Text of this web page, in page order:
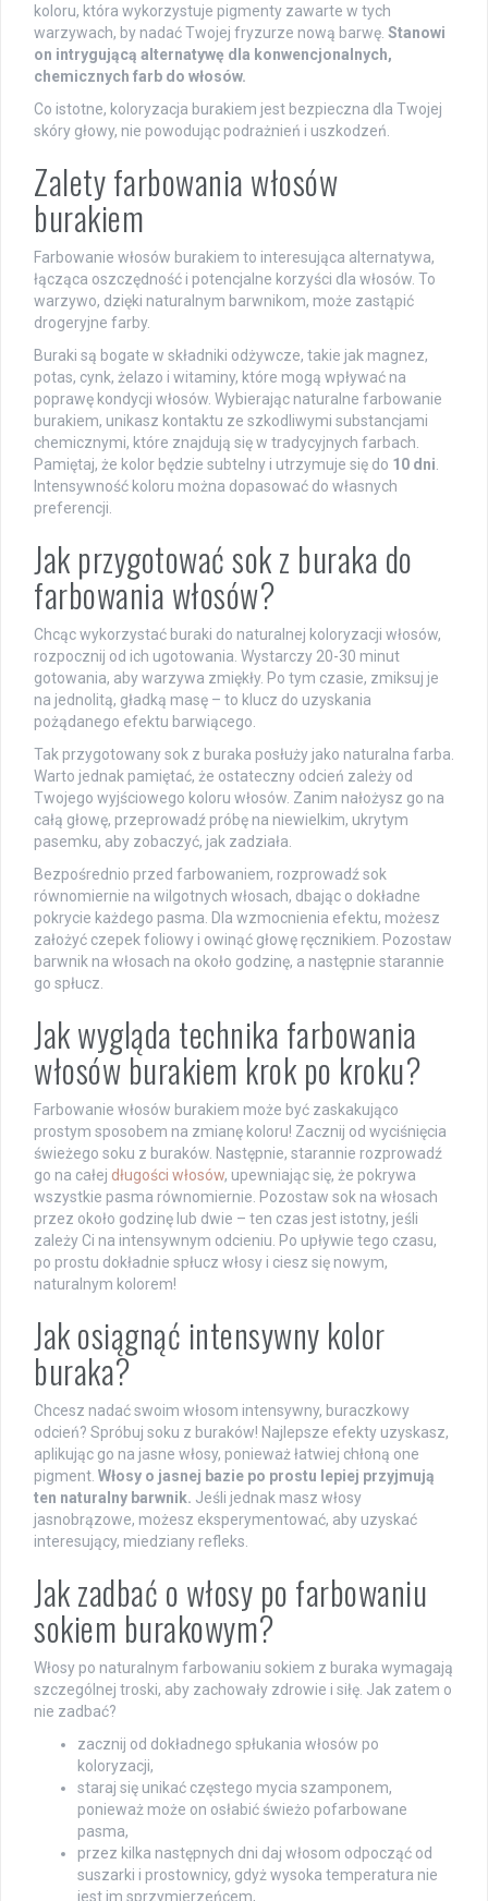
koloru, która wykorzystuje pigmenty zawarte w tych
warzywach, by nadać Twojej fryzurze nową barwę. Stanowi
on intrygującą alternatywę dla konwencjonalnych,
chemicznych farb do włosów.
Co istotne, koloryzacja burakiem jest bezpieczna dla Twojej
skóry głowy, nie powodując podrażnień i uszkodzeń.
Zalety farbowania włosów
burakiem
Farbowanie włosów burakiem to interesująca alternatywa,
łącząca oszczędność i potencjalne korzyści dla włosów. To
warzywo, dzięki naturalnym barwnikom, może zastąpić
drogeryjne farby.
Buraki są bogate w składniki odżywcze, takie jak magnez,
potas, cynk, żelazo i witaminy, które mogą wpływać na
poprawę kondycji włosów. Wybierając naturalne farbowanie
burakiem, unikasz kontaktu ze szkodliwymi substancjami
chemicznymi, które znajdują się w tradycyjnych farbach.
Pamiętaj, że kolor będzie subtelny i utrzymuje się do 10 dni
Intensywność koloru można dopasować do własnych
preferencji.
Jak przygotować sok z buraka do
farbowania włosów?
Chcąc wykorzystać buraki do naturalnej koloryzacji włosów,
rozpocznij od ich ugotowania. Wystarczy 20-30 minut
gotowania, aby warzywa zmiękły. Po tym czasie, zmiksuj je
na jednolitą, gładką masę – to klucz do uzyskania
pożądanego efektu barwiącego.
Tak przygotowany sok z buraka posłuży jako naturalna farba.
Warto jednak pamiętać, że ostateczny odcień zależy od
Twojego wyjściowego koloru włosów. Zanim nałożysz go na
całą głowę, przeprowadź próbę na niewielkim, ukrytym
pasemku, aby zobaczyć, jak zadziała.
Bezpośrednio przed farbowaniem, rozprowadź sok
równomiernie na wilgotnych włosach, dbając o dokładne
pokrycie każdego pasma. Dla wzmocnienia efektu, możesz
założyć czepek foliowy i owinąć głowę ręcznikiem. Pozostaw
barwnik na włosach na około godzinę, a następnie starannie
go spłucz.
Jak wygląda technika farbowania
włosów burakiem krok po kroku?
Farbowanie włosów burakiem może być zaskakująco
prostym sposobem na zmianę koloru! Zacznij od wyciśnięcia
świeżego soku z buraków. Następnie, starannie rozprowadź
go na całej długości włosów, upewniając się, że pokrywa
wszystkie pasma równomiernie. Pozostaw sok na włosach
przez około godzinę lub dwie – ten czas jest istotny, jeśli
zależy Ci na intensywnym odcieniu. Po upływie tego czasu,
po prostu dokładnie spłucz włosy i ciesz się nowym,
naturalnym kolorem!
Jak osiągnąć intensywny kolor
buraka?
Chcesz nadać swoim włosom intensywny, buraczkowy
odcień? Spróbuj soku z buraków! Najlepsze efekty uzyskasz,
aplikując go na jasne włosy, ponieważ łatwiej chłoną one
pigment. Włosy o jasnej bazie po prostu lepiej przyjmują
ten naturalny barwnik. Jeśli jednak masz włosy
jasnobrązowe, możesz eksperymentować, aby uzyskać
interesujący, miedziany refleks.
Jak zadbać o włosy po farbowaniu
sokiem burakowym?
Włosy po naturalnym farbowaniu sokiem z buraka wymagają
szczególnej troski, aby zachowały zdrowie i siłę. Jak zatem o
nie zadbać?
zacznij od dokładnego spłukania włosów po
koloryzacji,
staraj się unikać częstego mycia szamponem,
ponieważ może on osłabić świeżo pofarbowane
pasma,
przez kilka następnych dni daj włosom odpocząć od
suszarki i prostownicy, gdyż wysoka temperatura nie
jest im sprzymierzeńcem,